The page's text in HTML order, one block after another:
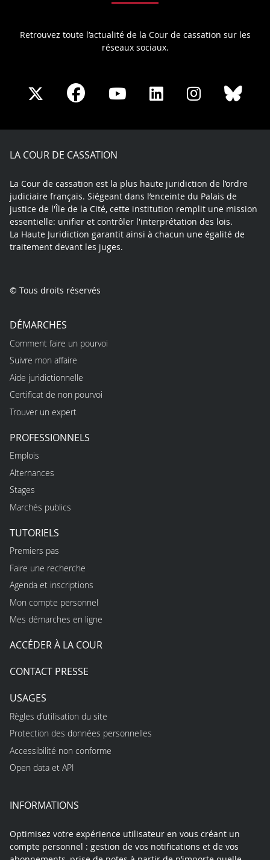
Retrouvez toute l’actualité de la Cour de cassation sur les
réseaux sociaux.
Share
X
Share
Facebook
Share
Youtube
Share
LinkedIn
Share
Instagram
LA COUR DE CASSATION
La Cour de cassation est la plus haute juridiction de l’ordre
judiciaire français. Siégeant dans l’enceinte du Palais de
justice de l'Île de la Cité, cette institution remplit une mission
essentielle: unifier et contrôler l'interprétation des lois.
La Haute Juridiction garantit ainsi à chacun une égalité de
traitement devant les juges.
© Tous droits réservés
DÉMARCHES
Comment faire un pourvoi
Suivre mon affaire
Aide juridictionnelle
Certificat de non pourvoi
Trouver un expert
PROFESSIONNELS
Emplois
Alternances
Stages
Marchés publics
TUTORIELS
Premiers pas
Faire une recherche
Agenda et inscriptions
Mon compte personnel
Mes démarches en ligne
ACCÉDER À LA COUR
CONTACT PRESSE
USAGES
Règles d’utilisation du site
Protection des données personnelles
Accessibilité non conforme
Open data et API
INFORMATIONS
Optimisez votre expérience utilisateur en vous créant un
compte personnel : gestion de vos notifications et de vos